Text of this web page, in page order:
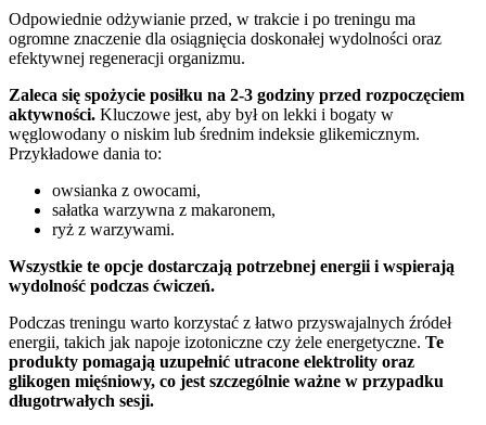
Odpowiednie odżywianie przed, w trakcie i po treningu ma
ogromne znaczenie dla osiągnięcia doskonałej wydolności oraz
efektywnej regeneracji organizmu.
Zaleca się spożycie posiłku na 2-3 godziny przed rozpoczęciem
aktywności. Kluczowe jest, aby był on lekki i bogaty w
węglowodany o niskim lub średnim indeksie glikemicznym.
Przykładowe dania to:
owsianka z owocami,
sałatka warzywna z makaronem,
ryż z warzywami.
Wszystkie te opcje dostarczają potrzebnej energii i wspierają
wydolność podczas ćwiczeń.
Podczas treningu warto korzystać z łatwo przyswajalnych źródeł
energii, takich jak napoje izotoniczne czy żele energetyczne. Te
produkty pomagają uzupełnić utracone elektrolity oraz
glikogen mięśniowy, co jest szczególnie ważne w przypadku
długotrwałych sesji.